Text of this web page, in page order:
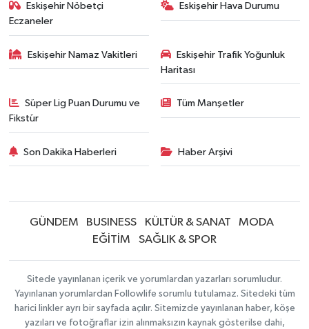
Eskişehir Nöbetçi
Eczaneler
Eskişehir Hava Durumu
Eskişehir Namaz Vakitleri
Eskişehir Trafik Yoğunluk
Haritası
Süper Lig Puan Durumu ve
Fikstür
Tüm Manşetler
Son Dakika Haberleri Haber Arşivi
GÜNDEM BUSINESS KÜLTÜR & SANAT
MODA
EĞİTİM
SAĞLIK & SPOR
Sitede yayınlanan içerik ve yorumlardan yazarları sorumludur.
Yayınlanan yorumlardan Followlife sorumlu tutulamaz. Sitedeki tüm
harici linkler ayrı bir sayfada açılır. Sitemizde yayınlanan haber, köşe
yazıları ve fotoğraflar izin alınmaksızın kaynak gösterilse dahi,